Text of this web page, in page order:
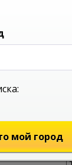
МАГАЗИН
мой город